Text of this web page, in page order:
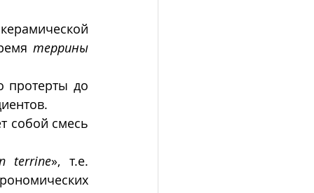
террины
протерты до
собой смесь
terrine», т.е.